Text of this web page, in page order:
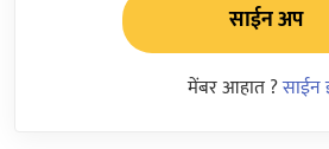
साईन अप
मेंबर आहात ?साईन